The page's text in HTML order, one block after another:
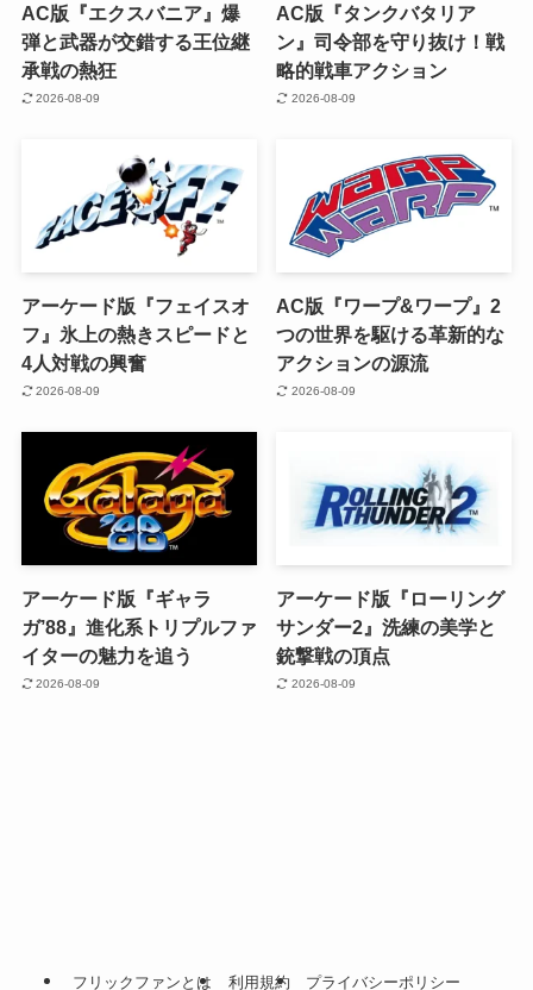
AC版『エクスバニア』爆
弾と武器が交錯する王位継
承戦の熱狂
2026-08-09
AC版『タンクバタリア
ン』司令部を守り抜け！戦
略的戦車アクション
2026-08-09
アーケード版『フェイスオ
フ』氷上の熱きスピードと
4人対戦の興奮
2026-08-09
AC版『ワープ&ワープ』2
つの世界を駆ける革新的な
アクションの源流
2026-08-09
アーケード版『ギャラ
ガ’88』進化系トリプルファ
イターの魅力を追う
2026-08-09
アーケード版『ローリング
サンダー2』洗練の美学と
銃撃戦の頂点
2026-08-09
フリックファンとは 利用規約 プライバシーポリシー